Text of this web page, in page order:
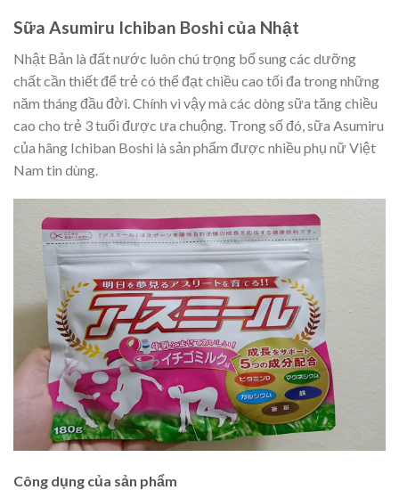
Sữa Asumiru Ichiban Boshi của Nhật
Nhật Bản là đất nước luôn chú trọng bổ sung các dưỡng
chất cần thiết để trẻ có thể đạt chiều cao tối đa trong những
năm tháng đầu đời. Chính vì vậy mà các dòng sữa tăng chiều
cao cho trẻ 3 tuổi được ưa chuộng. Trong số đó, sữa Asumiru
của hãng Ichiban Boshi là sản phẩm được nhiều phụ nữ Việt
Nam tin dùng.
Công dụng của sản phẩm